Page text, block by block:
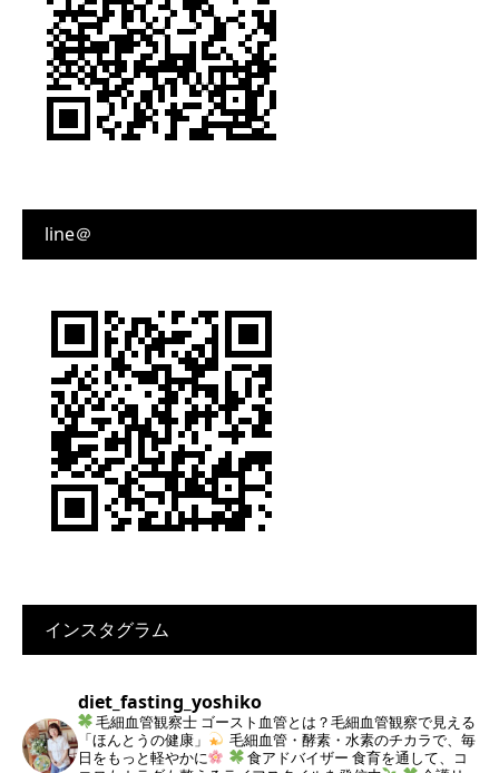
line＠
インスタグラム
diet_fasting_yoshiko
毛細血管観察士 ゴースト血管とは？毛細血管観察で見える
「ほんとうの健康」
毛細血管・酵素・水素のチカラで、毎
日をもっと軽やかに
食アドバイザー 食育を通して、コ